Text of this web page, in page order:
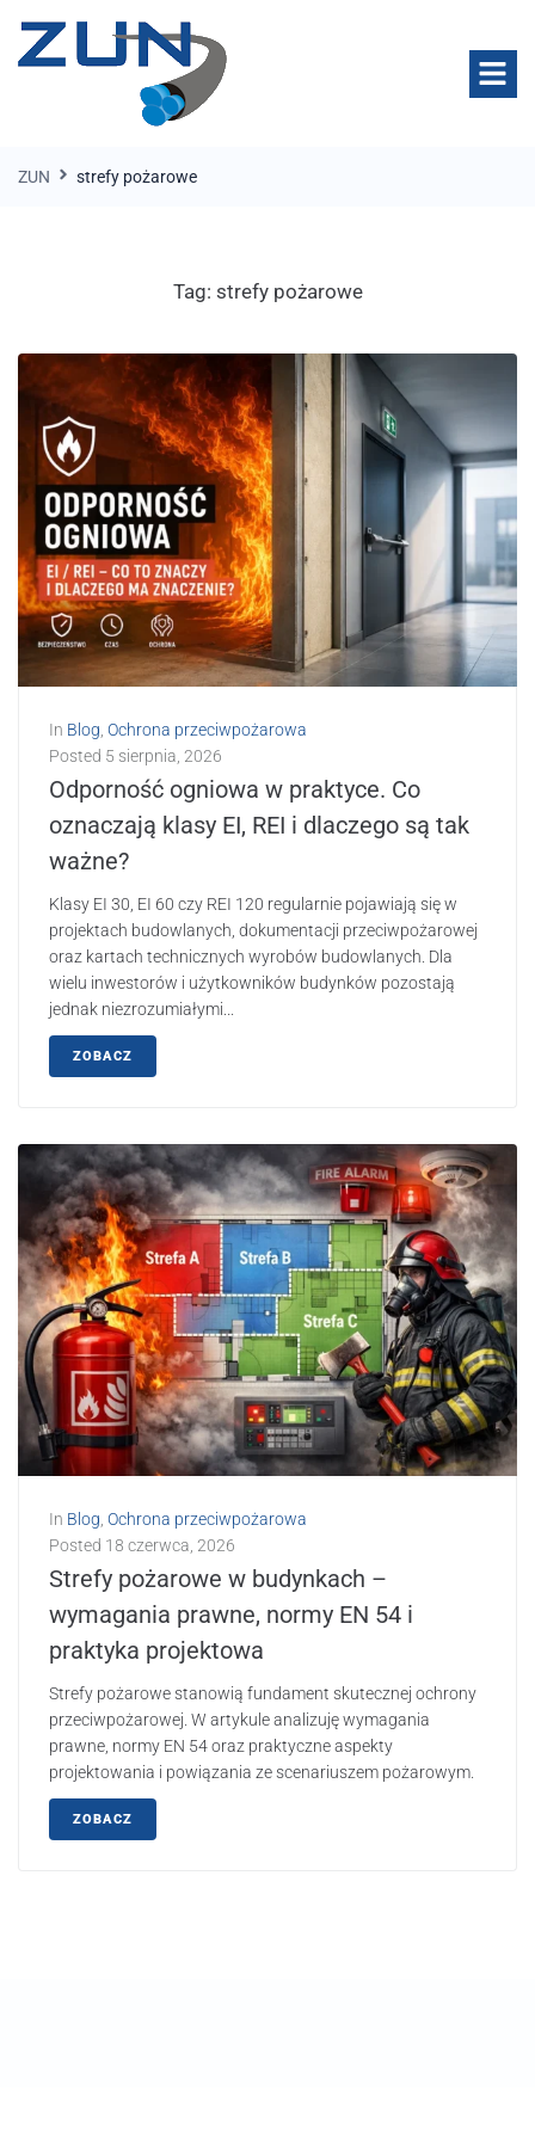
ZUN strefy pożarowe
Tag: strefy pożarowe
In Blog Ochrona przeciwpożarowa
Posted 5 sierpnia, 2026
Odporność ogniowa w praktyce. Co
oznaczają klasy EI, REI i dlaczego są tak
ważne?
Klasy EI 30, EI 60 czy REI 120 regularnie pojawiają się w
projektach budowlanych, dokumentacji przeciwpożarowej
oraz kartach technicznych wyrobów budowlanych. Dla
wielu inwestorów i użytkowników budynków pozostają
jednak niezrozumiałymi...
ZOBACZ
In Blog, Ochrona przeciwpożarowa
Posted 18 czerwca, 2026
Strefy pożarowe w budynkach –
wymagania prawne, normy EN 54 i
praktyka projektowa
Strefy pożarowe stanowią fundament skutecznej ochrony
przeciwpożarowej. W artykule analizuję wymagania
prawne, normy EN 54 oraz praktyczne aspekty
projektowania i powiązania ze scenariuszem pożarowym.
ZOBACZ